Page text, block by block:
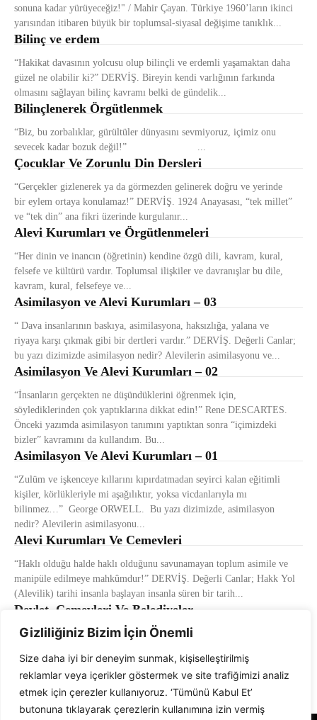
Gizliliğiniz Bizim İçin Önemli
Size daha iyi bir deneyim sunmak, kişiselleştirilmiş
reklamlar veya içerikler göstermek ve site trafiğimizi analiz
etmek için çerezler kullanıyoruz. ‘Tümünü Kabul Et’
butonuna tıklayarak çerezlerin kullanımına izin vermiş
sonuna kadar yürüyeceğiz!" / Mahir Çayan. Türkiye 1960’ların ikinci
yarısından itibaren büyük bir toplumsal-siyasal değişime tanıklık...
Bilinç ve erdem
“Hakikat davasının yolcusu olup bilinçli ve erdemli yaşamaktan daha
güzel ne olabilir ki?” DERVİŞ. Bireyin kendi varlığının farkında
olmasını sağlayan bilinç kavramı belki de gündelik...
Bilinçlenerek Örgütlenmek
“Biz, bu zorbalıklar, gürültüler dünyasını sevmiyoruz, içimiz onu
sevecek kadar bozuk değil!” ...
Çocuklar Ve Zorunlu Din Dersleri
“Gerçekler gizlenerek ya da görmezden gelinerek doğru ve yerinde
bir eylem ortaya konulamaz!” DERVİŞ. 1924 Anayasası, “tek millet”
ve “tek din” ana fikri üzerinde kurgulanır...
Alevi Kurumları ve Örgütlenmeleri
“Her dinin ve inancın (öğretinin) kendine özgü dili, kavram, kural,
felsefe ve kültürü vardır. Toplumsal ilişkiler ve davranışlar bu dile,
kavram, kural, felsefeye ve...
Asimilasyon ve Alevi Kurumları – 03
“ Dava insanlarının baskıya, asimilasyona, haksızlığa, yalana ve
riyaya karşı çıkmak gibi bir dertleri vardır.” DERVİŞ. Değerli Canlar;
bu yazı dizimizde asimilasyon nedir? Alevilerin asimilasyonu ve...
Asimilasyon Ve Alevi Kurumları – 02
“İnsanların gerçekten ne düşündüklerini öğrenmek için,
söylediklerinden çok yaptıklarına dikkat edin!” Rene DESCARTES.
Önceki yazımda asimilasyon tanımını yaptıktan sonra “içimizdeki
bizler” kavramını da kullandım. Bu...
Asimilasyon Ve Alevi Kurumları – 01
“Zulüm ve işkenceye kıllarını kıpırdatmadan seyirci kalan eğitimli
kişiler, körlükleriyle mi aşağılıktır, yoksa vicdanlarıyla mı
bilinmez…” George ORWELL. Bu yazı dizimizde, asimilasyon
nedir? Alevilerin asimilasyonu...
Alevi Kurumları Ve Cemevleri
“Haklı olduğu halde haklı olduğunu savunamayan toplum asimile ve
manipüle edilmeye mahkûmdur!” DERVİŞ. Değerli Canlar; Hakk Yol
(Alevilik) tarihi insanla başlayan insanla süren bir tarih...
Devlet, Cemevleri Ve Belediyeler
“Sahtekârlığın evrensel düzeyde egemen olduğu dönemlerde, gerçeği
Alevi inancı (öğretisi) devamlı kendi değerleriyle kendini besleyen bir
inançtır....